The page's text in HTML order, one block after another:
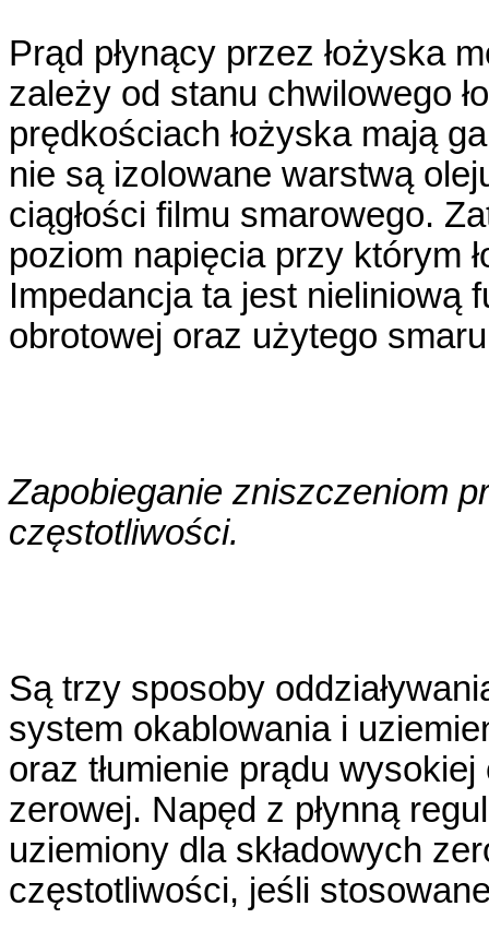
Prąd płynący przez łożyska
zależy od stanu chwilowego
prędkościach łożyska mają
nie są izolowane warstwą
ciągłości filmu smarowego.
poziom napięcia przy którym
Impedancja ta jest nieliniową
obrotowej oraz użytego
Zapobieganie zniszczeniom
częstotliwości.
Są trzy sposoby
system okablowania i
oraz tłumienie prądu
zerowej. Napęd z płynną
uziemiony dla składowych
częstotliwości, jeśli